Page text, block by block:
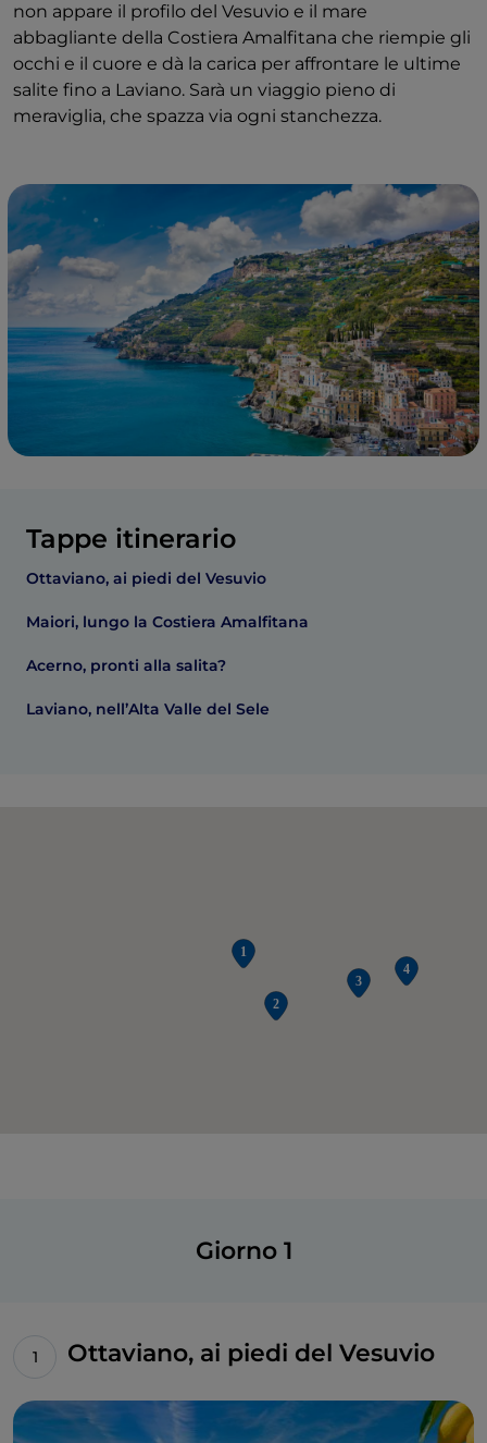
non appare il profilo del Vesuvio e il mare
abbagliante della Costiera Amalfitana che riempie gli
occhi e il cuore e dà la carica per affrontare le ultime
salite fino a Laviano. Sarà un viaggio pieno di
meraviglia, che spazza via ogni stanchezza.
Tappe itinerario
Ottaviano, ai piedi del Vesuvio
Maiori, lungo la Costiera Amalfitana
Acerno, pronti alla salita?
Laviano, nell’Alta Valle del Sele
Giorno 1
Ottaviano, ai piedi del Vesuvio